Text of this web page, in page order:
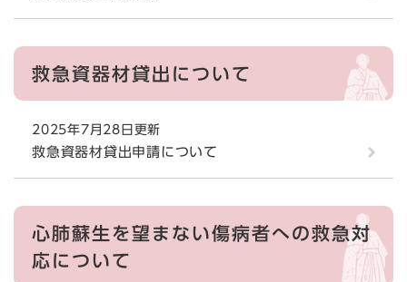
救急資器材貸出について
2025年7月28日更新
救急資器材貸出申請について
心肺蘇生を望まない傷病者への救急対
応について